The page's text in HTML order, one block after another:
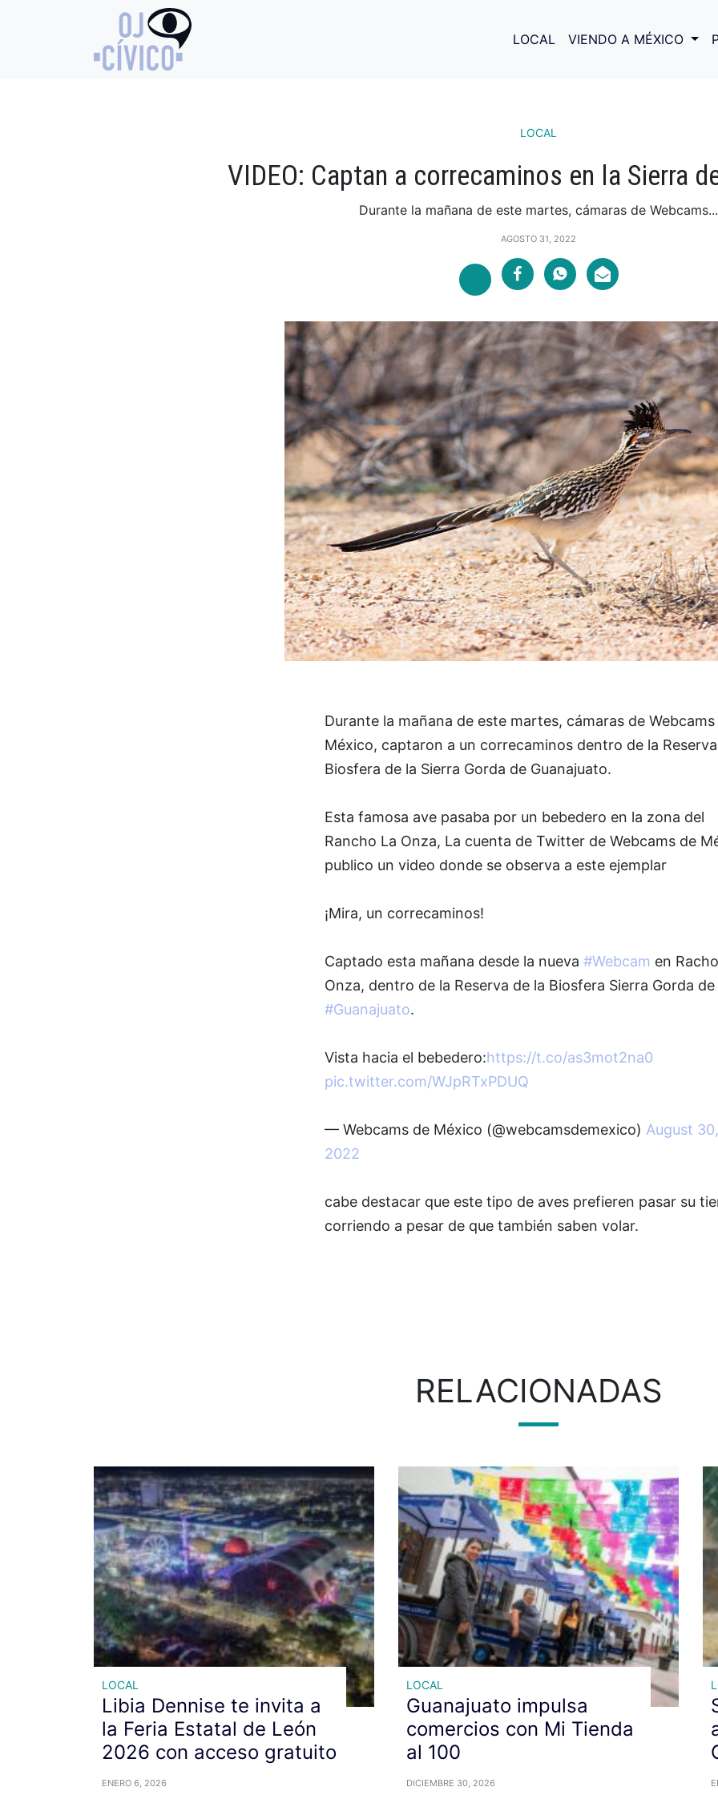
LOCAL VIENDO A MÉXICO
LOCAL
VIDEO: Captan a correcaminos en la Sierra
Durante la mañana de este martes, cámaras de Webcams...
AGOSTO 31, 2022
Durante la mañana de este martes, cámaras de Webcams
México, captaron a un correcaminos dentro de la
Biosfera de la Sierra Gorda de Guanajuato.
Esta famosa ave pasaba por un bebedero en la zona del
Rancho La Onza, La cuenta de Twitter de Webcams de
publico un video donde se observa a este ejemplar
¡Mira, un correcaminos!
Captado esta mañana desde la nueva #Webcam en
Onza, dentro de la Reserva de la Biosfera Sierra Gorda de
#Guanajuato.
Vista hacia el bebedero:https://t.co/as3mot2na0
pic.twitter.com/WJpRTxPDUQ
— Webcams de México (@webcamsdemexico) August 30,
2022
cabe destacar que este tipo de aves prefieren pasar su
corriendo a pesar de que también saben volar.
RELACIONADAS
LOCAL
Libia Dennise te invita a
la Feria Estatal de León
2026 con acceso gratuito
ENERO 6, 2026
LOCAL
Guanajuato impulsa
comercios con Mi Tienda
al 100
DICIEMBRE 30, 2026